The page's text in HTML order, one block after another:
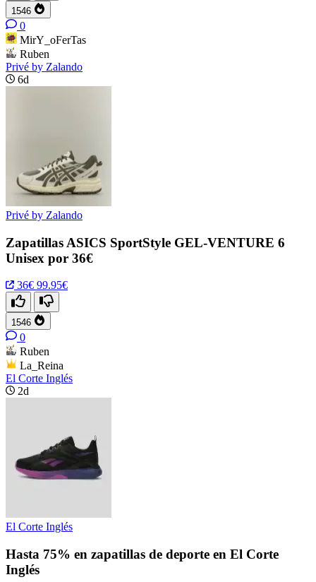
1546
0
MirY_oFerTas
Ruben
Privé by Zalando
6d
Privé by Zalando
Zapatillas ASICS SportStyle GEL-VENTURE 6
Unisex por 36€
36€ 99.95€
1546
0
Ruben
La_Reina
El Corte Inglés
2d
El Corte Inglés
Hasta 75% en zapatillas de deporte en El Corte
Inglés